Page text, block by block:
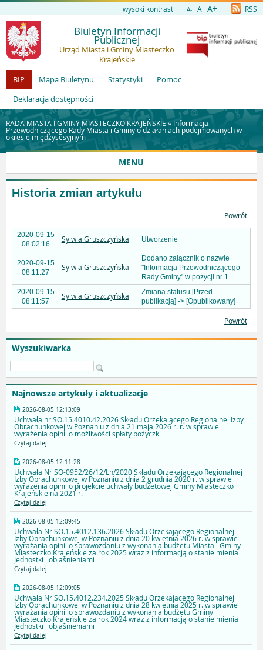
wysoki kontrast A- A A+ RSS
Biuletyn Informacji
Publicznej
Urząd Miasta i Gminy Miasteczko
Krajeńskie
BIP
Mapa Biuletynu Statystyki
Pomoc
Deklaracja dostępności
RADA MIASTA I GMINY MIASTECZKO KRAJEŃSKIE » Informacja
Przewodniczącego Rady Miasta i Gminy o działaniach podejmowanych w
okresie międzysesyjnym
MENU
Wyszukiwarka
Najnowsze artykuły i aktualizacje
2026-08-05 12:13:09
Uchwała nr SO.15.4010.42.2026 Składu Orzekającego Regionalnej Izby
Obrachunkowej w Poznaniu z dnia 21 maja 2026 r. r. w sprawie
wyrażenia opinii o możliwości spłaty pożyczki
Czytaj dalej
2026-08-05 12:11:28
Uchwała Nr SO-0952/26/12/Ln/2020 Składu Orzekającego Regionalnej
Izby Obrachunkowej w Poznaniu z dnia 2 grudnia 2020 r. w sprawie
wyrażenia opinii o projekcie uchwały budżetowej Gminy Miasteczko
Krajeńskie na 2021 r.
Czytaj dalej
2026-08-05 12:09:45
Uchwała Nr SO.15.4012.136.2026 Składu Orzekającego Regionalnej
Izby Obrachunkowej w Poznaniu z dnia 20 kwietnia 2026 r. w sprawie
wyrażania opinii o sprawozdaniu z wykonania budżetu Miasta i Gminy
Miasteczko Krajeńskie za rok 2025 wraz z informacją o stanie mienia
Jednostki i objaśnieniami
Czytaj dalej
2026-08-05 12:09:05
Uchwała Nr SO.15.4012.234.2025 Składu Orzekającego Regionalnej
Izby Obrachunkowej w Poznaniu z dnia 28 kwietnia 2025 r. w sprawie
wyrażania opinii o sprawozdaniu z wykonania budżetu Gminy
Miasteczko Krajeńskie za rok 2024 wraz z informacją o stanie mienia
Jednostki i objaśnieniami
Czytaj dalej
Historia zmian artykułu
Powrót
2020-09-15
08:02:16
Sylwia Gruszczyńska Utworzenie
2020-09-15
08:11:27
Sylwia Gruszczyńska
Dodano załącznik o nazwie
"Informacja Przewodniczącego
Rady Gminy" w pozycji nr 1
2020-09-15
08:11:57
Sylwia Gruszczyńska
Zmiana statusu [Przed
publikacją] -> [Opublikowany]
Powrót